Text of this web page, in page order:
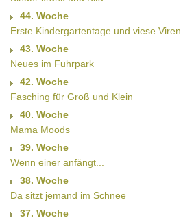
44. Woche
Erste Kindergartentage und viese Viren
43. Woche
Neues im Fuhrpark
42. Woche
Fasching für Groß und Klein
40. Woche
Mama Moods
39. Woche
Wenn einer anfängt...
38. Woche
Da sitzt jemand im Schnee
37. Woche